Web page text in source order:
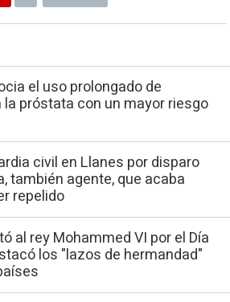
el uso prolongado de
próstata con un mayor riesgo
civil en Llanes por disparo
también agente, que acaba
repelido
al rey Mohammed VI por el Día
los "lazos de hermandad"